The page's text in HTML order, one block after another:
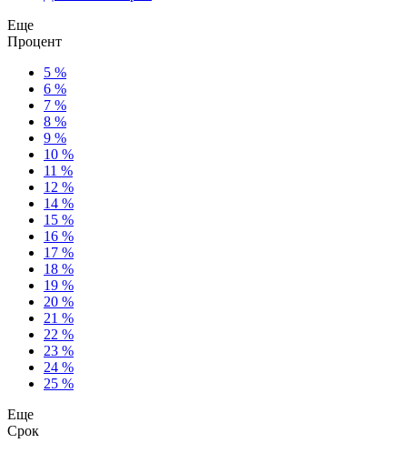
Еще
Процент
5 %
6 %
7 %
8 %
9 %
10 %
11 %
12 %
14 %
15 %
16 %
17 %
18 %
19 %
20 %
21 %
22 %
23 %
24 %
25 %
Еще
Срок